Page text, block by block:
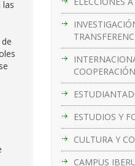
COOPERACIÓN
ESTUDIOS Y
CULTURA Y
CAMPUS
las